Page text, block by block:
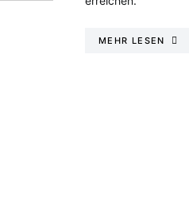
MEHR LESEN